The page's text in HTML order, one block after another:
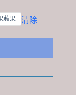
蘋果 清除